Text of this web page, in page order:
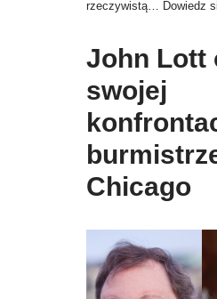
rzeczywistą…
Dowiedz
John Lott
swojej
Chicago